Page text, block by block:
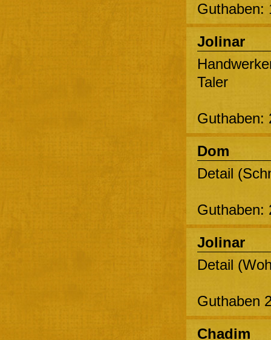
Guthaben:
Jolinar
Taler
Guthaben:
Dom
Detail
Guthaben:
Jolinar
Detail
Guthaben
Chadim